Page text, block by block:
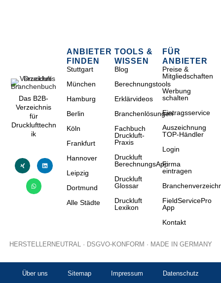
Das B2B-
Verzeichnis
für
Drucklufttechn
ik
ANBIETER
FINDEN
Stuttgart
München
Hamburg
Berlin
Köln
Frankfurt
Hannover
Leipzig
Dortmund
Alle Städte
TOOLS &
WISSEN
Blog
Berechnungstools
Erklärvideos
Branchenlösungen
Fachbuch
Druckluft-
Praxis
Druckluft
BerechnungsApp
Druckluft
Glossar
Druckluft
Lexikon
FÜR
ANBIETER
Preise &
Mitgliedschaften
Werbung
schalten
Eintragsservice
Auszeichnung
TOP-Händler
Login
Firma
eintragen
FieldServicePro
App
Kontakt
HERSTELLERNEUTRAL · DSGVO-KONFORM · MADE IN GERMANY
Über uns Sitemap Impressum Datenschutz